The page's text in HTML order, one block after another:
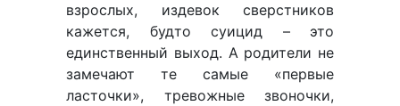
взрослых, издевок сверстников
кажется, будто суицид – это
единственный выход. А родители не
замечают те самые «первые
ласточки», тревожные звоночки,